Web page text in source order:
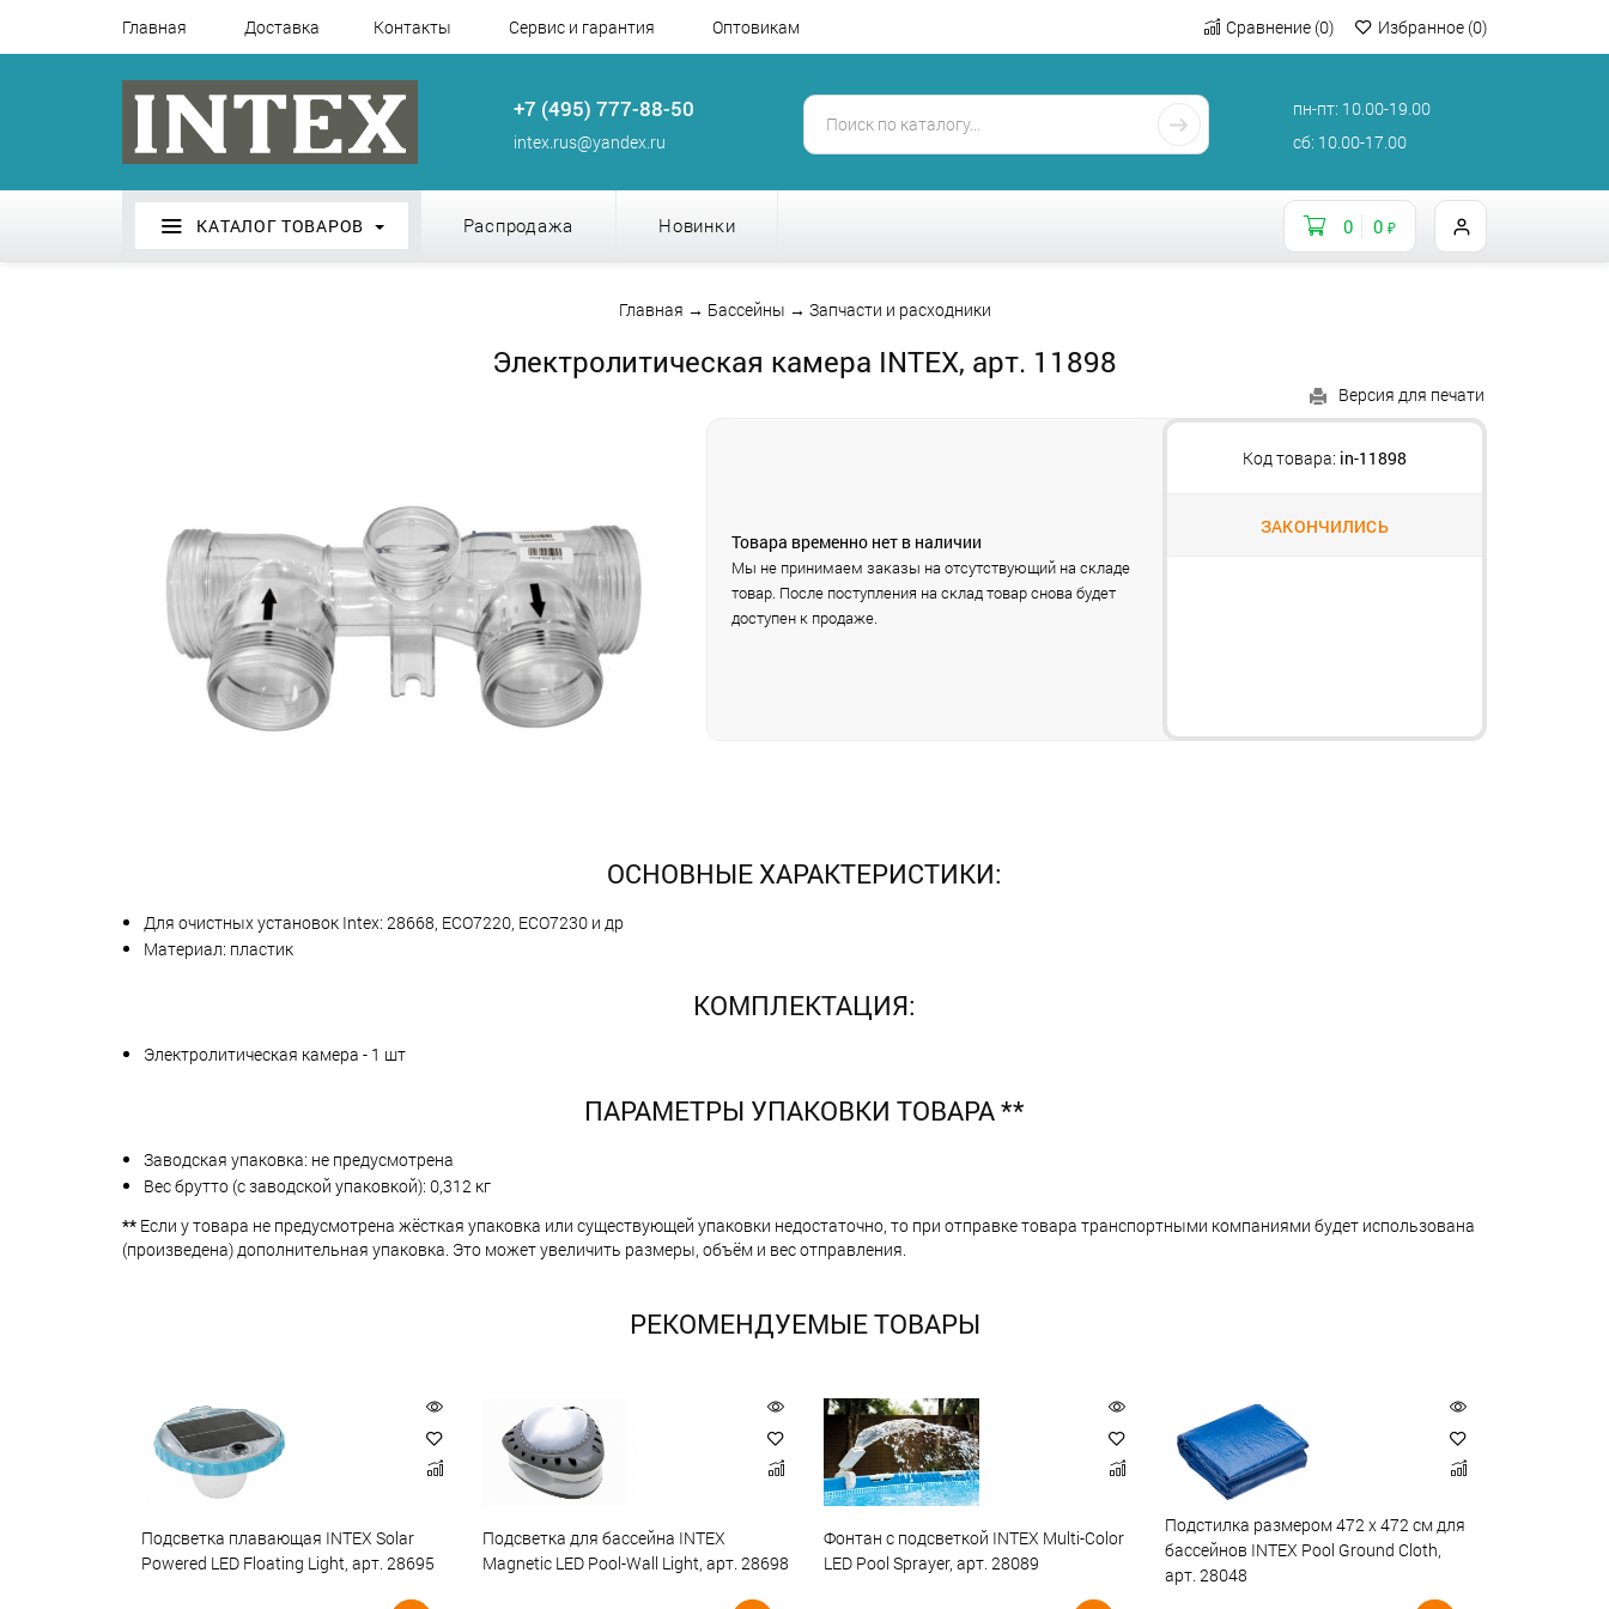
Главная Доставка Контакты Сервис и гарантия Оптовикам Сравнение (0) Избранное (0)
+7 (495) 777-88-50
intex.rus@yandex.ru
пн-пт: 10.00-19.00
сб: 10.00-17.00
КАТАЛОГ ТОВАРОВ Распродажа Новинки 0 0 ₽
Главная → Бассейны → Запчасти и расходники
Электролитическая камера INTEX, арт. 11898
Версия для печати
Код товара: in-11898
ЗАКОНЧИЛИСЬ
Товара временно нет в наличии
Мы не принимаем заказы на отсутствующий на складе
товар. После поступления на склад товар снова будет
доступен к продаже.
ОСНОВНЫЕ ХАРАКТЕРИСТИКИ:
Для очистных установок Intex: 28668, ECO7220, ECO7230 и др
Материал: пластик
КОМПЛЕКТАЦИЯ:
Электролитическая камера - 1 шт
ПАРАМЕТРЫ УПАКОВКИ ТОВАРА **
Заводская упаковка: не предусмотрена
Вес брутто (с заводской упаковкой): 0,312 кг
** Если у товара не предусмотрена жёсткая упаковка или существующей упаковки недостаточно, то при отправке товара транспортными компаниями будет использована
(произведена) дополнительная упаковка. Это может увеличить размеры, объём и вес отправления.
РЕКОМЕНДУЕМЫЕ ТОВАРЫ
Подсветка плавающая INTEX Solar
Powered LED Floating Light, арт. 28695
Подсветка для бассейна INTEX
Magnetic LED Pool-Wall Light, арт. 28698
Фонтан с подсветкой INTEX Multi-Color
LED Pool Sprayer, арт. 28089
Подстилка размером 472 х 472 см для
бассейнов INTEX Pool Ground Cloth,
арт. 28048